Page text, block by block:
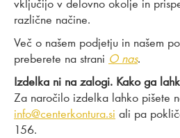
vključijo v delovno okolje in
različne načine.
Več o našem podjetju in našem
preberete na strani O nas.
Izdelka ni na zalogi. Kako ga
Za naročilo izdelka lahko pišete
info@centerkontura.si ali pa
156.